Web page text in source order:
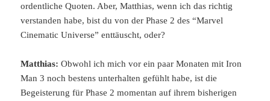
ordentliche Quoten. Aber, Matthias, wenn ich das richtig
verstanden habe, bist du von der Phase 2 des “Marvel
Cinematic Universe” enttäuscht, oder?
Matthias: Obwohl ich mich vor ein paar Monaten mit Iron
Man 3 noch bestens unterhalten gefühlt habe, ist die
Begeisterung für Phase 2 momentan auf ihrem bisherigen